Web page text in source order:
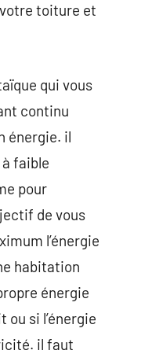
toiture et
qui vous
continu
énergie. il
faible
pour
de vous
l’énergie
habitation
énergie
si l’énergie
il faut